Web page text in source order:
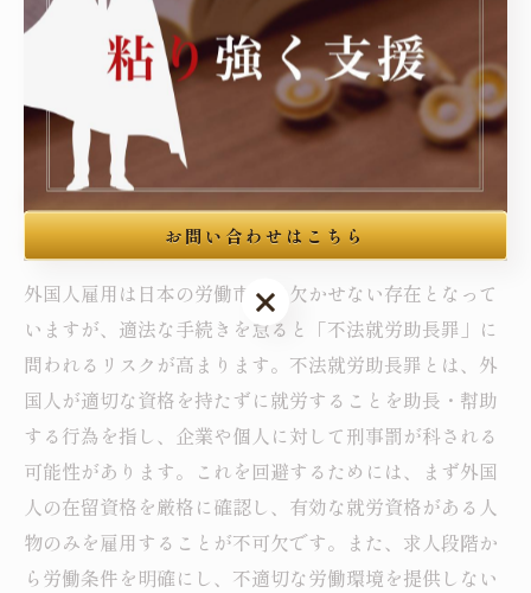
助長罪を未然に防ぐことが可能です。成功事例では、適
法な手続きを徹底し、外国人労働者との信頼関係を築く
ことが、安心して共に働く最後のステップとなります。
知らないと危険！外国人雇用に潜む不法就労助
長罪の落とし穴
外国人雇用は日本の労働市場に欠かせない存在となって
いますが、適法な手続きを怠ると「不法就労助長罪」に
問われるリスクが高まります。不法就労助長罪とは、外
国人が適切な資格を持たずに就労することを助長・幇助
する行為を指し、企業や個人に対して刑事罰が科される
可能性があります。これを回避するためには、まず外国
人の在留資格を厳格に確認し、有効な就労資格がある人
物のみを雇用することが不可欠です。また、求人段階か
ら労働条件を明確にし、不適切な労働環境を提供しない
お問い合わせはこちら
お問い合わせはこちら